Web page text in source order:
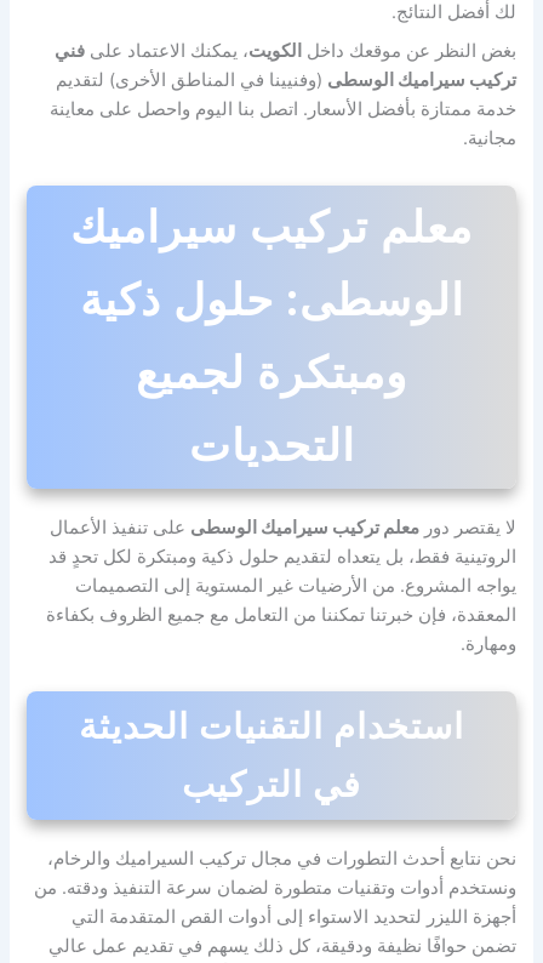
لك أفضل النتائج.
بغض النظر عن موقعك داخل الكويت، يمكنك الاعتماد علىفني
تركيب سيراميك الوسطى (وفنيينا في المناطق الأخرى) لتقديم
خدمة ممتازة بأفضل الأسعار. اتصل بنا اليوم واحصل على معاينة
مجانية.
معلم تركيب سيراميك
الوسطى: حلول ذكية
ومبتكرة لجميع
التحديات
لا يقتصر دورمعلم تركيب سيراميك الوسطى على تنفيذ الأعمال
الروتينية فقط، بل يتعداه لتقديم حلول ذكية ومبتكرة لكل تحدٍ قد
يواجه المشروع. من الأرضيات غير المستوية إلى التصميمات
المعقدة، فإن خبرتنا تمكننا من التعامل مع جميع الظروف بكفاءة
ومهارة.
استخدام التقنيات الحديثة
في التركيب
نحن نتابع أحدث التطورات في مجال تركيب السيراميك والرخام،
ونستخدم أدوات وتقنيات متطورة لضمان سرعة التنفيذ ودقته. من
أجهزة الليزر لتحديد الاستواء إلى أدوات القص المتقدمة التي
تضمن حوافًا نظيفة ودقيقة، كل ذلك يسهم في تقديم عمل عالي